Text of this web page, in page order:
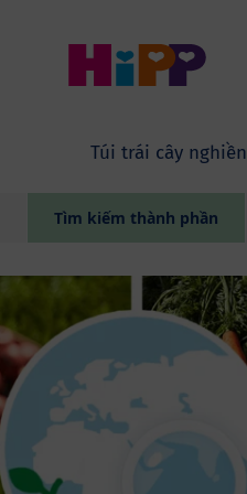
Túi trái cây nghiền
Tìm kiếm thành phần